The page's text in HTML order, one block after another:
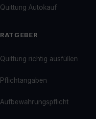
Quittung Autokauf
RATGEBER
Quittung richtig ausfüllen
Pflichtangaben
Aufbewahrungspflicht